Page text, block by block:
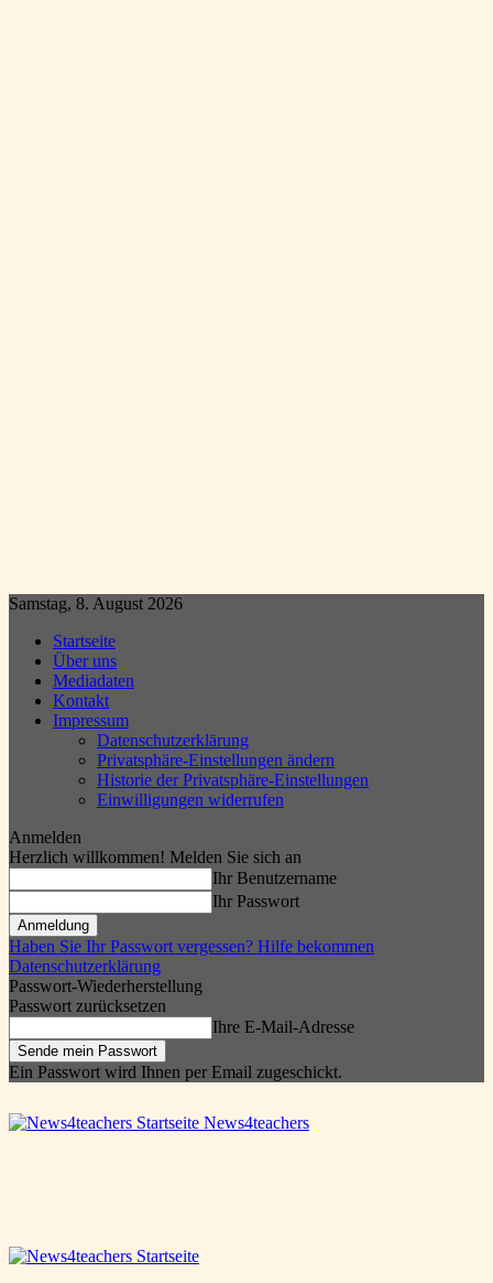
Samstag, 8. August 2026
Startseite
Über uns
Mediadaten
Kontakt
Impressum
Datenschutzerklärung
Privatsphäre-Einstellungen ändern
Historie der Privatsphäre-Einstellungen
Einwilligungen widerrufen
Anmelden
Herzlich willkommen! Melden Sie sich an
Ihr Benutzername
Ihr Passwort
Haben Sie Ihr Passwort vergessen? Hilfe bekommen
Datenschutzerklärung
Passwort-Wiederherstellung
Passwort zurücksetzen
Ihre E-Mail-Adresse
Ein Passwort wird Ihnen per Email zugeschickt.
News4teachers